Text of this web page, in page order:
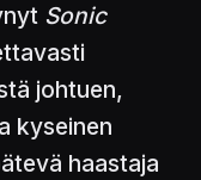
Sonic
johtuen,
kyseinen
haastaja